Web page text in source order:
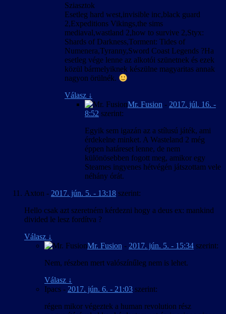
Sziasztok
Esetleg hard west,invisible inc,black guard
2,Expeditions Vikings,the sims
mediaval,wastland 2,how to survive 2,Styx:
Shards of Darkness,Torment: Tides of
Numenera,Tyranny,Sword Coast Legends ?Ha
esetleg vége lenne az alkotói szünetnek és ezek
közül bármelyiknek készülne magyaritas annak
nagyon örülnék.
Válasz ↓
Mr. Fusion - 2017. júl. 16. -
8:52 szerint:
Egyik sem igazán az a stílusú játék, ami
érdekelne minket. A Wasteland 2 még
éppen határeset lenne, de nem
különösebben fogott meg, amikor egy
Steames ingyenes hétvégén játszottam vele
néhány órát.
Axton - 2017. jún. 5. - 13:18 szerint:
Hello csak azt szeretném kérdezni hogy a deus ex: mankind
divided le lesz fordítva ?
Válasz ↓
Mr. Fusion - 2017. jún. 5. - 15:34 szerint:
Nem, részben mert valószínűleg nem is lehet.
Válasz ↓
Ipacs - 2017. jún. 6. - 21:03 szerint:
régen mikor végeztek a human revolution rész